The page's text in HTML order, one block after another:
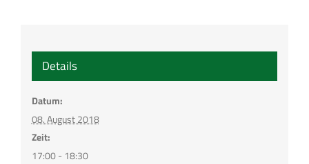
Details
Datum:
08. August 2018
Zeit:
17:00 - 18:30